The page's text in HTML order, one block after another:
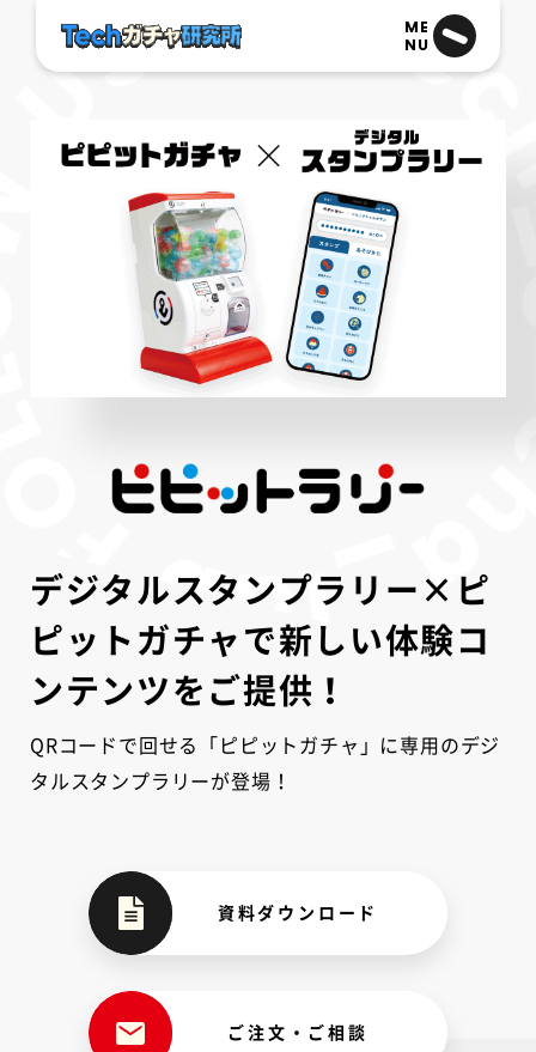
ME
NU
デジタルスタンプラリー×ピ
ピットガチャで新しい体験コ
ンテンツをご提供！
QRコードで回せる「ピピットガチャ」に専用のデジ
タルスタンプラリーが登場！
資料ダウンロード
ご注文・ご相談